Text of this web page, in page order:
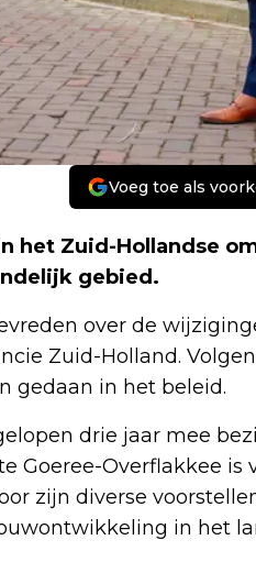
Voeg toe als
het Zuid-Hollandse
gebied.
over de
Zuid-Holland.
gedaan in het beleid.
drie jaar mee
Goeree-Overflakkee is
zijn diverse
in het